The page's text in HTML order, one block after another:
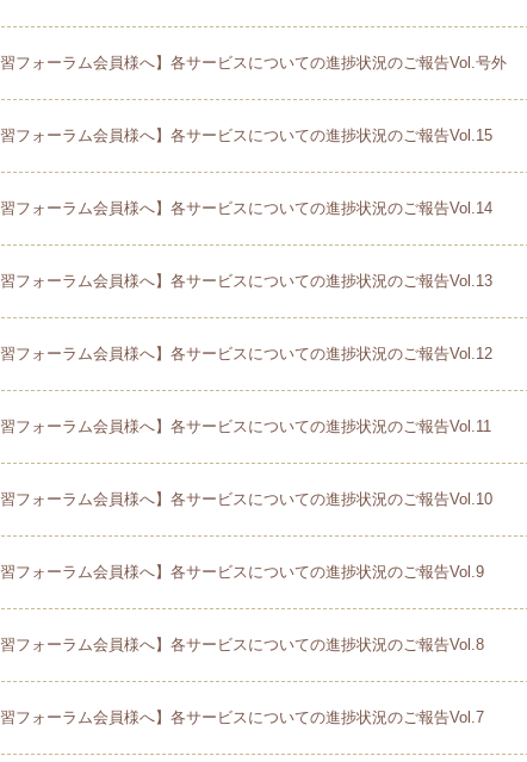
習フォーラム会員様へ】各サービスについての進捗状況のご報告Vol.号外
習フォーラム会員様へ】各サービスについての進捗状況のご報告Vol.15
習フォーラム会員様へ】各サービスについての進捗状況のご報告Vol.14
習フォーラム会員様へ】各サービスについての進捗状況のご報告Vol.13
習フォーラム会員様へ】各サービスについての進捗状況のご報告Vol.12
習フォーラム会員様へ】各サービスについての進捗状況のご報告Vol.11
習フォーラム会員様へ】各サービスについての進捗状況のご報告Vol.10
習フォーラム会員様へ】各サービスについての進捗状況のご報告Vol.9
習フォーラム会員様へ】各サービスについての進捗状況のご報告Vol.8
習フォーラム会員様へ】各サービスについての進捗状況のご報告Vol.7